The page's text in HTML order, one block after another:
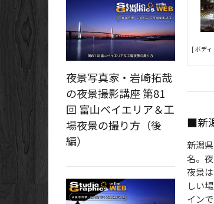
[ ボデ
■新
新潟
名。
夜景
しい
イン
夜景写真家・岩崎拓哉
の夜景撮影講座 第81
回 富山ベイエリア＆工
場夜景の撮り方（後
編）